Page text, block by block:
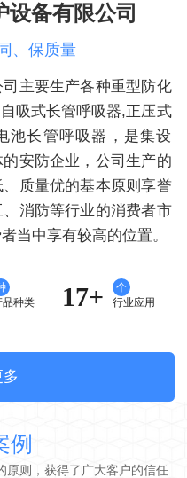
设备有限公司
、保质量
主要生产各种重型防化
吸式长管呼吸器,正压式
池长管呼吸器，是集设
安防企业，公司生产的
质量优的基本原则享誉
消防等行业的消费者市
当中享有较高的位置。
品种类
17+
个
行业应用
例
原则，获得了广大客户的信任